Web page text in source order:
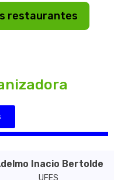
restaurantes
Inacio Bertolde
UFES